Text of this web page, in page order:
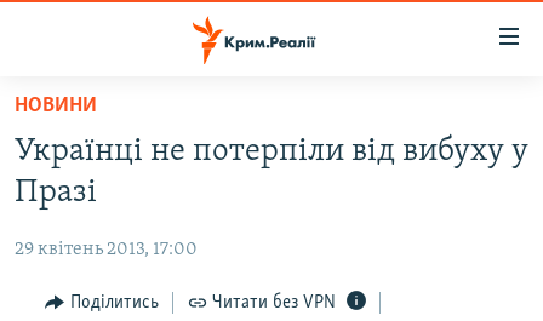
Перейти
основного
матеріалу
Перейти
до
навігації
ВОДА.КРИМ
ВІДЕО ТА ФОТО
ПОЛІТИКА
БЛОГИ
НОВИНИ
Українці не потерпіли від вибуху у
Празі
29 квітень 2013, 17:00
Поділитись Читати без VPN